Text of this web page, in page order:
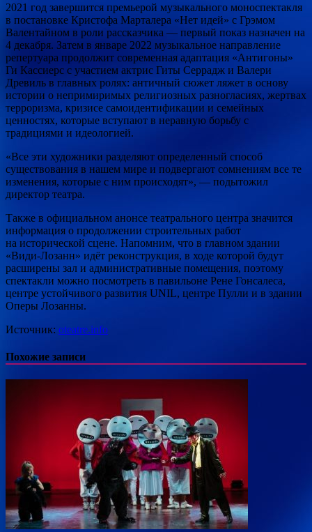
2021 год завершится премьерой музыкального моноспектакля
в постановке Кристофа Марталера «Нет идей» с Грэмом
Валентайном в роли рассказчика — первый показ назначен на
4 декабря. Затем в январе 2022 музыкальное направление
репертуара продолжит современная адаптация «Антигоны»
Ги Кассиерс с участием актрис Гиты Серрадж и Валери
Древиль в главных ролях: античный сюжет ляжет в основу
истории о непримиримых религиозных разногласиях, жертвах
терроризма, кризисе самоидентификации и семейных
ценностях, которые вступают в неравную борьбу с
традициями и идеологией.
«Все эти художники разделяют определенный способ
существования в нашем мире и подвергают сомнениям все те
изменения, которые с ним происходят», — подытожил
директор театра.
Также в официальном анонсе театрального центра значится
информация о продолжении строительных работ
на исторической сцене. Напомним, что в главном здании
«Види-Лозанн» идёт реконструкция, в ходе которой будут
расширены зал и административные помещения, поэтому
спектакли можно посмотреть в павильоне Рене Гонсалеса,
центре устойчивого развития UNIL, центре Пулли и в здании
Оперы Лозанны.
Источник: oteatre.info
Похожие записи